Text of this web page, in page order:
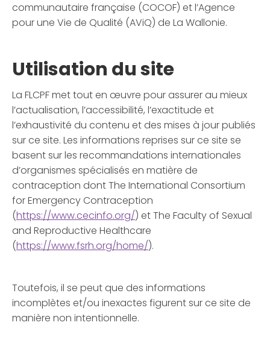
communautaire française (COCOF) et l’Agence
pour une Vie de Qualité (AViQ) de La Wallonie.
Utilisation du site
La FLCPF met tout en œuvre pour assurer au mieux
l’actualisation, l’accessibilité, l’exactitude et
l’exhaustivité du contenu et des mises à jour publiés
sur ce site. Les informations reprises sur ce site se
basent sur les recommandations internationales
d’organismes spécialisés en matière de
contraception dont The International Consortium
for Emergency Contraception
(https://www.cecinfo.org/) et The Faculty of Sexual
and Reproductive Healthcare
(https://www.fsrh.org/home/).
Toutefois, il se peut que des informations
incomplètes et/ou inexactes figurent sur ce site de
manière non intentionnelle.